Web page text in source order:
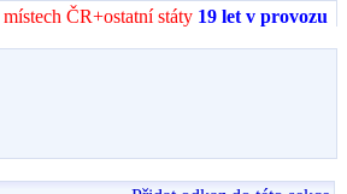
ČR+ostatní státy 19 let v provozu